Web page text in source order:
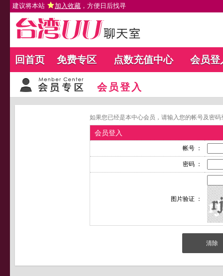
建议将本站 加入收藏 ，方便日后找寻
回首页 免费专区 点数充值中心 会员登
会员登入
如果您已经是本中心会员，请输入您的帐号及密
会员登入
帐号 ：
密码 ：
图片验证 ：